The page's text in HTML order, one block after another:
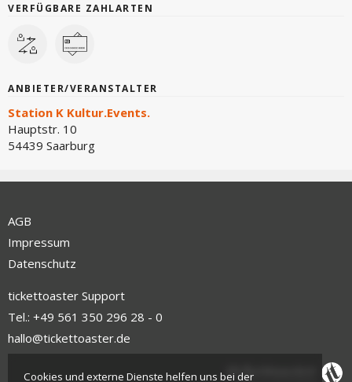
VERFÜGBARE ZAHLARTEN
ANBIETER/VERANSTALTER
Station K Kultur.Events.
Hauptstr. 10
54439 Saarburg
AGB
Impressum
Datenschutz
tickettoaster Support
Tel.: +49 561 350 296 28 - 0
hallo@tickettoaster.de
Cookies und externe Dienste helfen uns bei der